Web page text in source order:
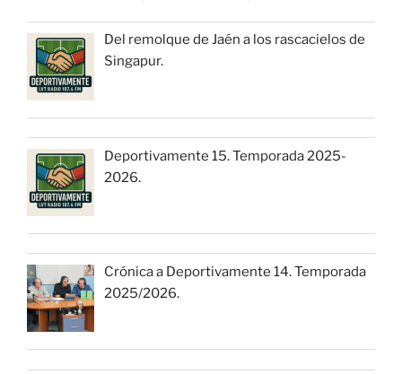
Del remolque de Jaén a los rascacielos de
Singapur.
Deportivamente 15. Temporada 2025-
2026.
Crónica a Deportivamente 14. Temporada
2025/2026.